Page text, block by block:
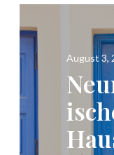
August 3,